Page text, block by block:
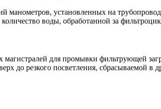
манометров, установленных на
воды, обработанной за
магистралей для промывки фильтрующей
до резкого посветления, сбрасываемой